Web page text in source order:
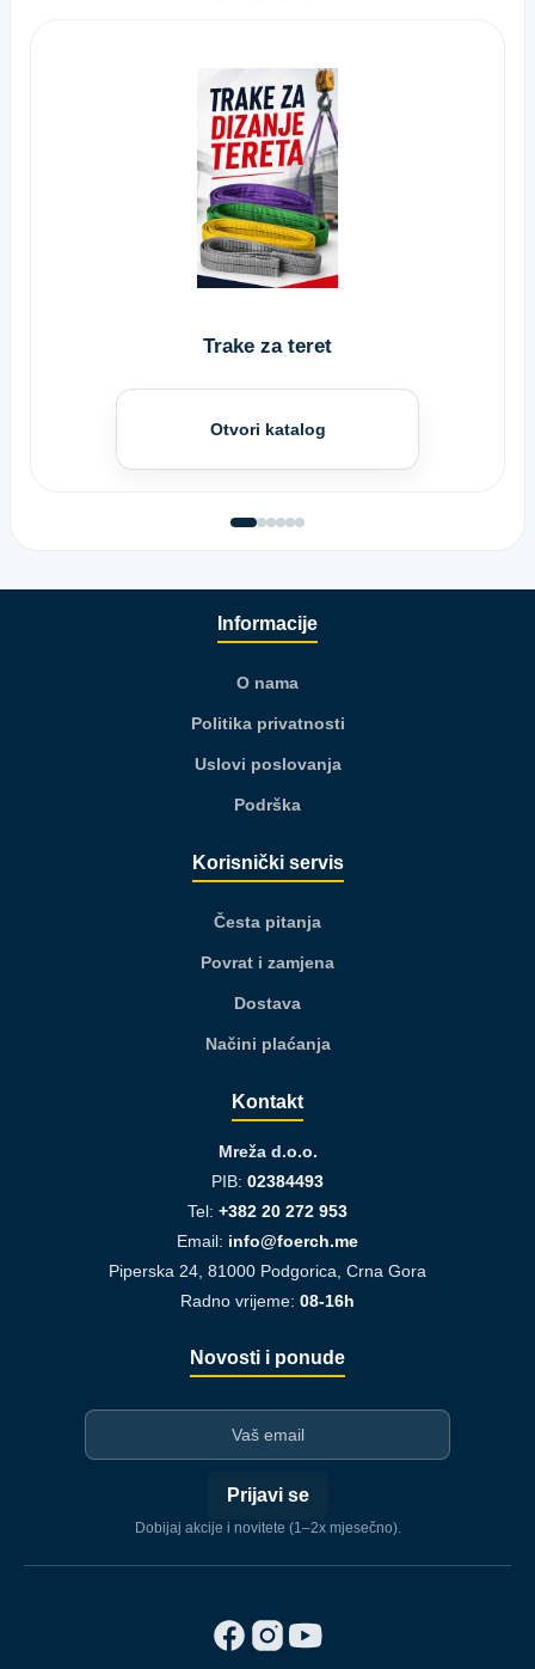
Trake za teret
Otvori katalog
Informacije
O nama
Politika privatnosti
Uslovi poslovanja
Podrška
Korisnički servis
Česta pitanja
Povrat i zamjena
Dostava
Načini plaćanja
Kontakt
Mreža d.o.o.
PIB: 02384493
Tel: +382 20 272 953
Email: info@foerch.me
Piperska 24, 81000 Podgorica, Crna Gora
Radno vrijeme: 08-16h
Novosti i ponude
Prijavi se
Dobijaj akcije i novitete (1–2x mjesečno).